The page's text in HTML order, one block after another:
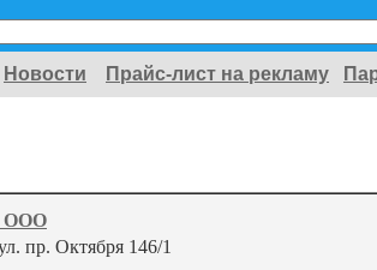
Новости Прайс-лист на рекламу
ООО
пр. Октября 146/1